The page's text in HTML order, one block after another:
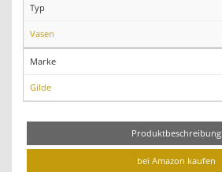
Typ
Vasen
Marke
Gilde
Produktbeschreibung
bei Amazon kaufen